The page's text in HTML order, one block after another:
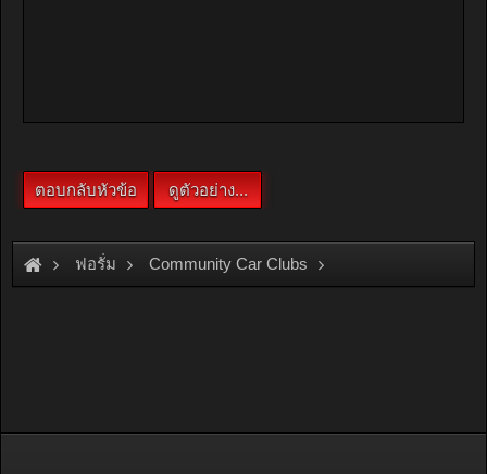
ฟอรั่ม Community Car Clubs